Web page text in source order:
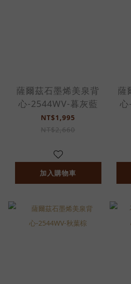
薩爾茲石墨烯美泉背
心-2544WV-暮灰藍
NT$1,995
NT$2,660
加入購物車
薩